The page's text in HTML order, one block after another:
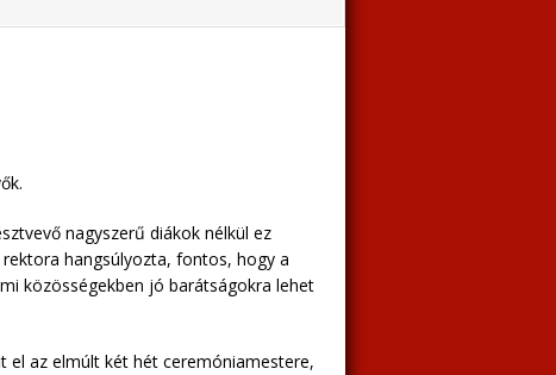
nagyszerű diákok nélkül ez
hangsúlyozta, fontos, hogy a
közösségekben jó barátságokra lehet
el az elmúlt két hét ceremóniamestere,